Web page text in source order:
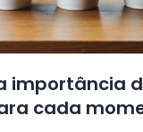
importância
cada